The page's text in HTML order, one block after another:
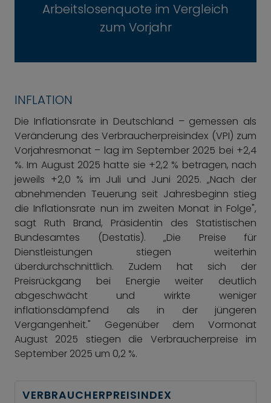
Arbeitslosenquote im Vergleich
zum Vorjahr
INFLATION
Die Inflationsrate in Deutschland – gemessen als
Veränderung des Verbraucherpreisindex (VPI) zum
Vorjahresmonat – lag im September 2025 bei +2,4
%. Im August 2025 hatte sie +2,2 % betragen, nach
jeweils +2,0 % im Juli und Juni 2025. „Nach der
abnehmenden Teuerung seit Jahresbeginn stieg
die Inflationsrate nun im zweiten Monat in Folge",
sagt Ruth Brand, Präsidentin des Statistischen
Bundesamtes (Destatis). „Die Preise für
Dienstleistungen stiegen weiterhin
überdurchschnittlich. Zudem hat sich der
Preisrückgang bei Energie weiter deutlich
abgeschwächt und wirkte weniger
inflationsdämpfend als in der jüngeren
Vergangenheit." Gegenüber dem Vormonat
August 2025 stiegen die Verbraucherpreise im
September 2025 um 0,2 %.
VERBRAUCHERPREISINDEX